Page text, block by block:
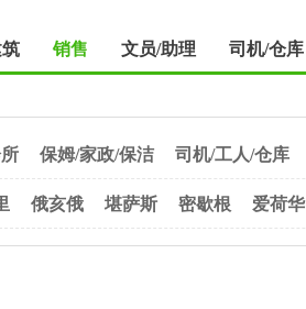
销售 文员/助理 司机/仓库
保姆/家政/保洁 司机/工人/仓库
俄亥俄 堪萨斯 密歇根 爱荷华